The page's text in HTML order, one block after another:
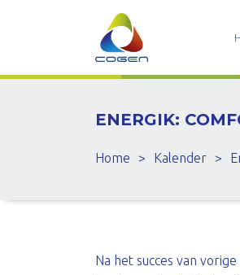
ENERGIK:
Home > Kalender >
Na het succes van